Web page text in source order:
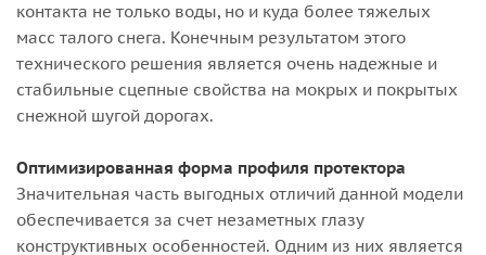
контакта не только воды, но и куда более тяжелых
масс талого снега. Конечным результатом этого
технического решения является очень надежные и
стабильные сцепные свойства на мокрых и покрытых
снежной шугой дорогах.
Оптимизированная форма профиля протектора
Значительная часть выгодных отличий данной модели
обеспечивается за счет незаметных глазу
конструктивных особенностей. Одним из них является